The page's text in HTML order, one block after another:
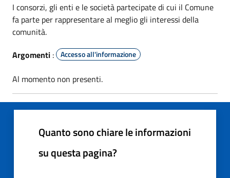
I consorzi, gli enti e le società partecipate di cui il Comune
fa parte per rappresentare al meglio gli interessi della
comunità.
Argomenti : Accesso all'informazione
Al momento non presenti.
Quanto sono chiare le informazioni
su questa pagina?